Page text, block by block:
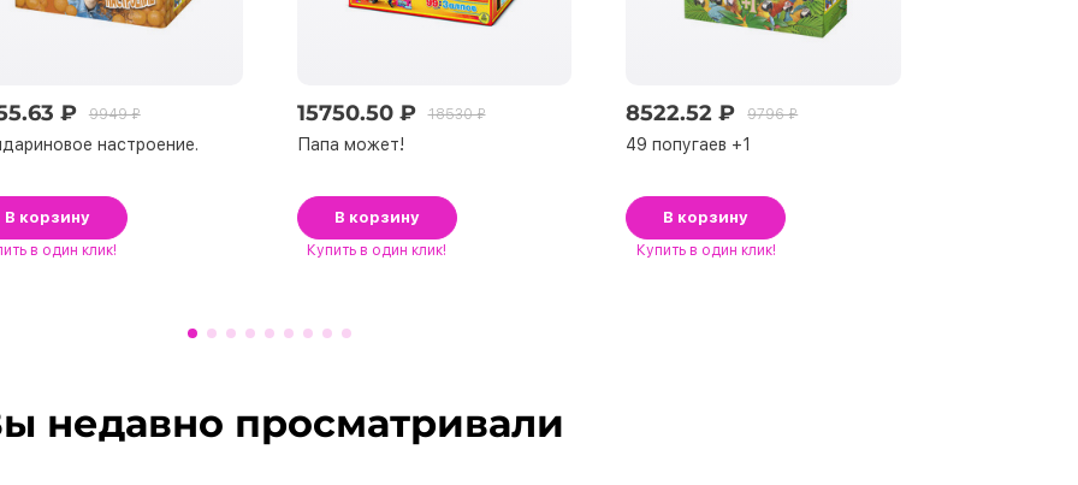
₽ 9949 ₽
настроение.
В корзину
в один клик!
15750.50 ₽ 18530 ₽
Папа может!
В корзину
Купить в один клик!
8522.52 ₽ 9796 ₽
49 попугаев +1
В корзину
Купить в один клик!
недавно просматривали